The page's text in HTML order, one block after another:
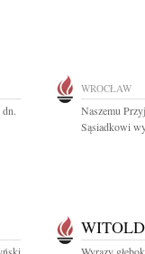
WROCŁAW
Naszemu
Sąsiadkowi